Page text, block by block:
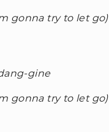
gonna try to let go)
gine
gonna try to let go)